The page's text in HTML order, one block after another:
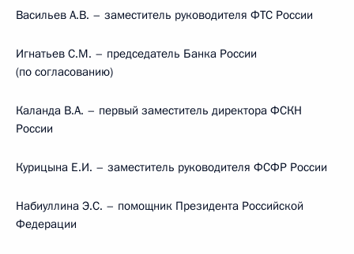
Васильев А.В. – заместитель руководителя ФТС России
Игнатьев С.М. – председатель Банка России
(по согласованию)
Каланда В.А. – первый заместитель директора ФСКН
России
Курицына Е.И. – заместитель руководителя ФСФР России
Набиуллина Э.С. – помощник Президента Российской
Федерации